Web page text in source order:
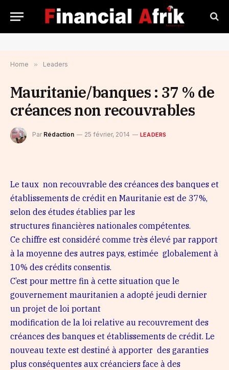
Home » Leaders
Mauritanie/banques : 37 % de
créances non recouvrables
Par Rédaction 25 février, 2014 LEADERS
Le taux non recouvrable des créances des banques et
établissements de crédit en Mauritanie est de 37%,
selon des études établies par les
structures financières nationales compétentes.
Ce chiffre est considéré comme très élevé par rapport
à la moyenne des autres pays, estimée globalement à
10% des crédits consentis.
C’est pour mettre fin à cette situation que le
gouvernement mauritanien a adopté jeudi dernier
un projet de loi portant
modification de la loi relative au recouvrement des
créances des banques et établissements de crédit. Le
nouveau texte est destiné à apporter des garanties
plus conséquentes aux créanciers face à des